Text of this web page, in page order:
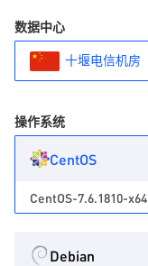
数据中心
十堰电信机房
操作系统
CentOS
CentOS-7.6.1810-x64
Debian